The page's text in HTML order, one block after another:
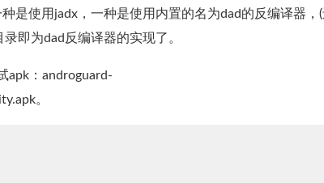
是使用jadx，一种是使用内置的名为dad的反编译器，
即为dad反编译器的实现了。
apk：androguard-
。